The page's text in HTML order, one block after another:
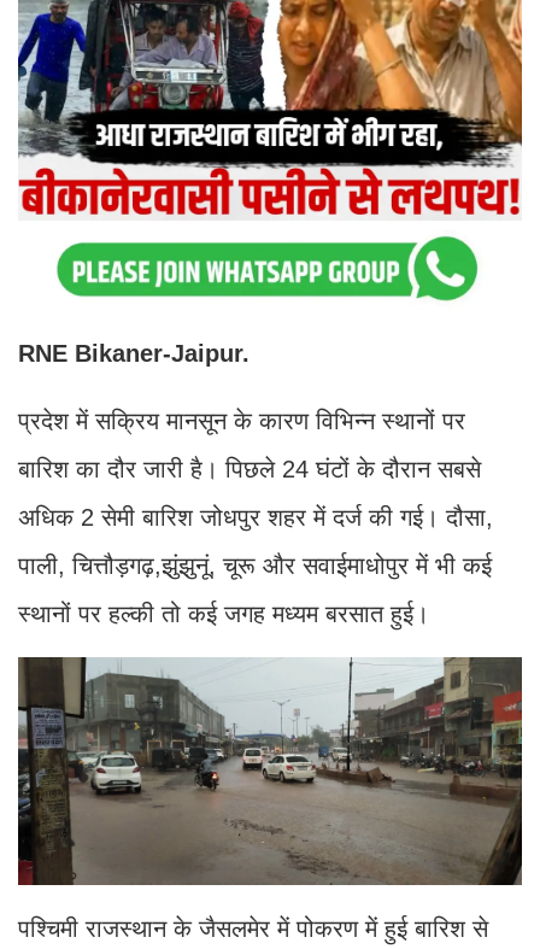
RNE Bikaner-Jaipur.
प्रदेश में सक्रिय मानसून के कारण विभिन्न स्थानों पर
बारिश का दौर जारी है। पिछले 24 घंटों के दौरान सबसे
अधिक 2 सेमी बारिश जोधपुर शहर में दर्ज की गई। दौसा,
पाली, चित्तौड़गढ़,झुंझुनूं, चूरू और सवाईमाधोपुर में भी कई
स्थानों पर हल्की तो कई जगह मध्यम बरसात हुई।
पश्चिमी राजस्थान के जैसलमेर में पोकरण में हुई बारिश से